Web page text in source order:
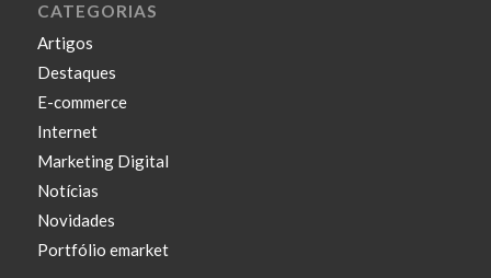
CATEGORIAS
Artigos
Destaques
E-commerce
Internet
Marketing Digital
Notícias
Novidades
Portfólio emarket